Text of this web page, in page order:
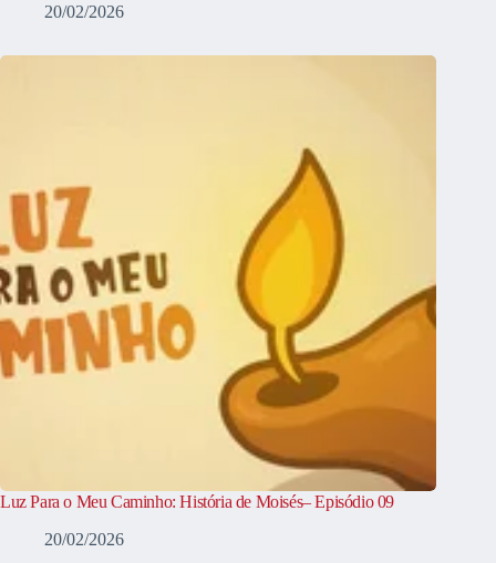
20/02/2026
Luz Para o Meu Caminho: História de Moisés– Episódio 09
20/02/2026